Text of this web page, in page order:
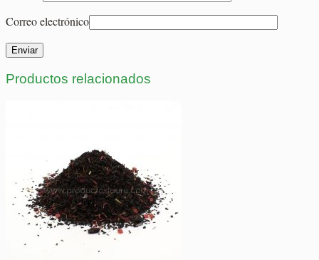
Correo electrónico
Productos relacionados